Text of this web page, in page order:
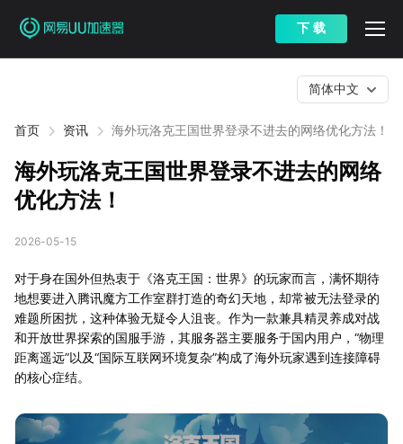
下 载
首页 资讯 海外玩洛克王国世界登录不进去的网络优化方法！
简体中文
海外玩洛克王国世界登录不进去的网络
优化方法！
2026-05-15
对于身在国外但热衷于《洛克王国：世界》的玩家而言，满怀期待
地想要进入腾讯魔方工作室群打造的奇幻天地，却常被无法登录的
难题所困扰，这种体验无疑令人沮丧。作为一款兼具精灵养成对战
和开放世界探索的国服手游，其服务器主要服务于国内用户，“物理
距离遥远”以及“国际互联网环境复杂”构成了海外玩家遇到连接障碍
的核心症结。